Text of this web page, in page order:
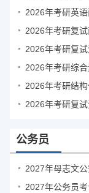
2026年考研英
2026年考研复
2026年考研复
2026年考研综
2026年考研复试
公务员
2027年母志文
2027年公务员